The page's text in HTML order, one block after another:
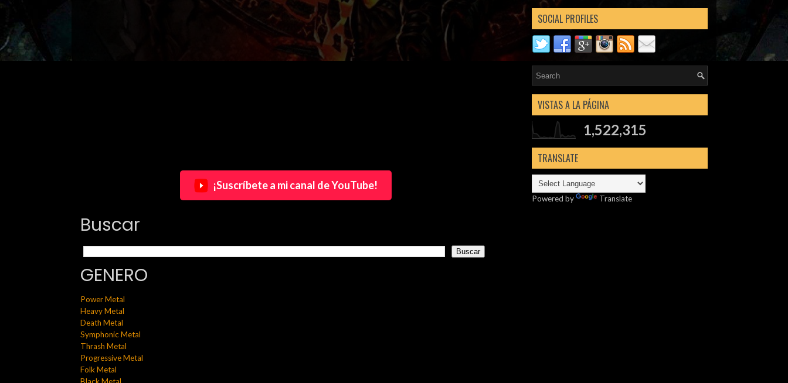
¡Suscríbete a mi canal de YouTube!
Buscar
GENERO
Power Metal
Heavy Metal
Death Metal
Symphonic Metal
Thrash Metal
Progressive Metal
Folk Metal
SOCIAL PROFILES
VISTAS A LA PÁGINA
1,522,315
TRANSLATE
Powered by Translate